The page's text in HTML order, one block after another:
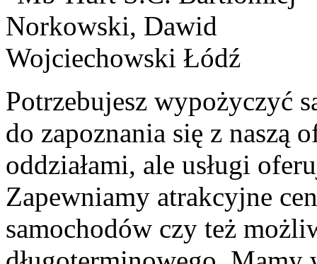
Potrzebujesz wypożyczyć
do zapoznania się z naszą
oddziałami, ale usługi
Zapewniamy atrakcyjne
samochodów czy też